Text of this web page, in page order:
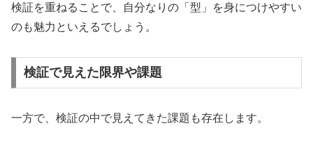
検証を重ねることで、自分なりの「型」を身につけやすい
のも魅力といえるでしょう。
検証で見えた限界や課題
一方で、検証の中で見えてきた課題も存在します。